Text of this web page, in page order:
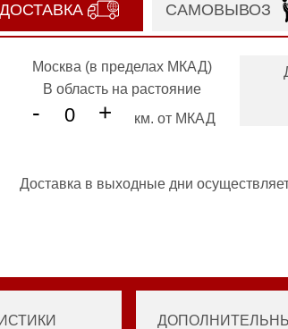
ДОСТАВКА САМОВЫВОЗ
Москва (в пределах МКАД)
В область на растояние
- + км. от МКАД
Доставка в выходные дни